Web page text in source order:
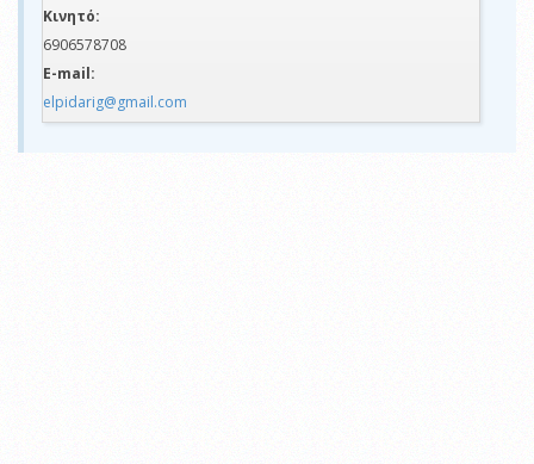
Κινητό:
6906578708
E-mail:
elpidarig@gmail.com